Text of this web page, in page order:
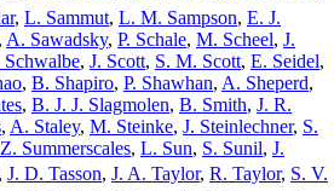
, L. Sammut, L. M. Sampson, E. J.
, A. Sawadsky, P. Schale, M. Scheel, J.
Schwalbe, J. Scott, S. M. Scott, E. Seidel,
, B. Shapiro, P. Shawhan, A. Sheperd,
, B. J. J. Slagmolen, B. Smith, J. R.
, A. Staley, M. Steinke, J. Steinlechner, S.
Summerscales, L. Sun, S. Sunil, J.
, J. D. Tasson, J. A. Taylor, R. Taylor, S. V.